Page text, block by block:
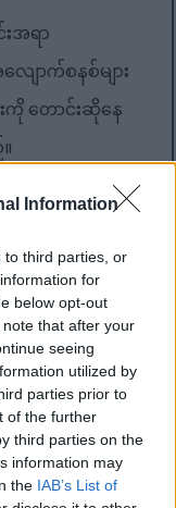
Information
to third parties, or
for
below opt-out
that after your
seeing
utilized by
parties prior to
of the further
third parties on the
information may
the IAB’s List of
အရာ
ာက်စနစ်များ
ကို တောင်းဆိုနေ
း ကြီးမားသော
လူသားတစ်ဦး
အောက်ပါတို့ကို
ြည်စိတ်ချရစေရန်
ကာကွယ်ပါ
ော အလွဲသုံးစား